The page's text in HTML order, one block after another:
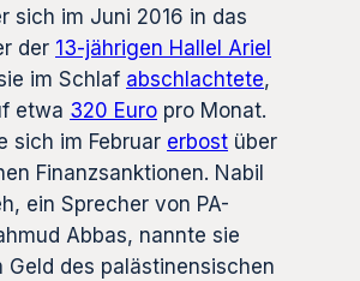
sich im Juni 2016 in das
der 13-jährigen Hallel Ariel
im Schlaf abschlachtete,
etwa 320 Euro pro Monat.
sich im Februar erbost über
Finanzsanktionen. Nabil
ein Sprecher von PA-
Abbas, nannte sie
Geld des palästinensischen